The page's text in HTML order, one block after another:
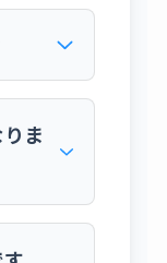
という外
アドレ
一切伝わ
ま
が大切に
は、個